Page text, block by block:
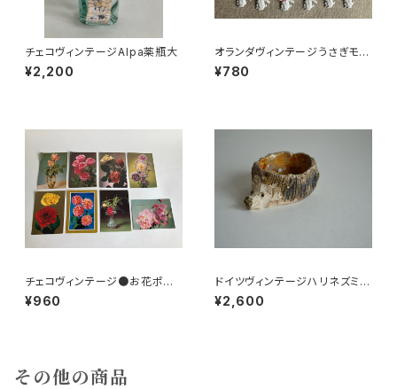
チェコヴィンテージAlpa薬瓶大
¥2,200
オランダヴィンテージうさぎモチ
ーフプラパーツ30個セットNo19
9
¥780
チェコヴィンテージ●お花ポスト
カード8枚組
¥960
ドイツヴィンテージハリネズミの
小皿a
¥2,600
その他の商品